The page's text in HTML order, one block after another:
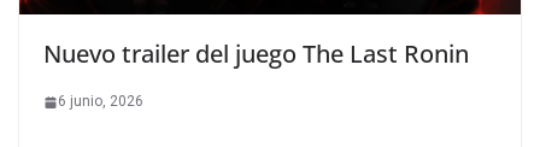
Nuevo trailer del juego The Last Ronin
6 junio, 2026